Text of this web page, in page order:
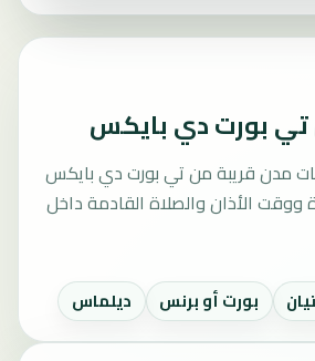
بورت دي بايكس
مدن قريبة من تي بورت دي بايكس
ووقت الأذان والصلاة القادمة داخل
بورت أو برنس ديلماس